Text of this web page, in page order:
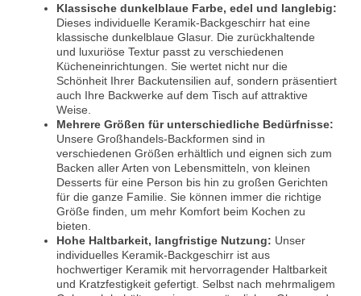
Klassische dunkelblaue Farbe, edel und langlebig:
Dieses individuelle Keramik-Backgeschirr hat eine
klassische dunkelblaue Glasur. Die zurückhaltende
und luxuriöse Textur passt zu verschiedenen
Kücheneinrichtungen. Sie wertet nicht nur die
Schönheit Ihrer Backutensilien auf, sondern präsentiert
auch Ihre Backwerke auf dem Tisch auf attraktive
Weise.
Mehrere Größen für unterschiedliche Bedürfnisse:
Unsere Großhandels-Backformen sind in
verschiedenen Größen erhältlich und eignen sich zum
Backen aller Arten von Lebensmitteln, von kleinen
Desserts für eine Person bis hin zu großen Gerichten
für die ganze Familie. Sie können immer die richtige
Größe finden, um mehr Komfort beim Kochen zu
bieten.
Hohe Haltbarkeit, langfristige Nutzung: Unser
individuelles Keramik-Backgeschirr ist aus
hochwertiger Keramik mit hervorragender Haltbarkeit
und Kratzfestigkeit gefertigt. Selbst nach mehrmaligem